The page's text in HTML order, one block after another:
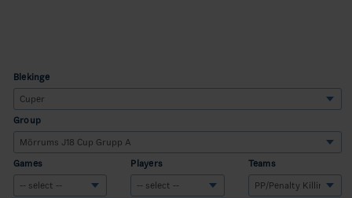
Blekinge
Group
Games Players Teams